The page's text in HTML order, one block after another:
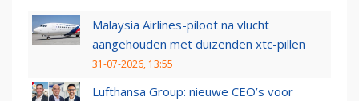
Malaysia Airlines-piloot na vlucht
aangehouden met duizenden xtc-pillen
31-07-2026, 13:55
Lufthansa Group: nieuwe CEO’s voor